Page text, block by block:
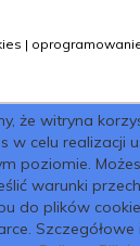
|
że witryna
w celu realizacji
poziomie.
warunki
do plików
Szczegółowe